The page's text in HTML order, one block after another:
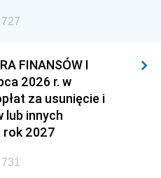
FINANSÓW I
2026 r. w
za usunięcie i
lub innych
rok 2027